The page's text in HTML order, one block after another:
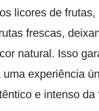
licores de
frescas,
natural. Isso
uma experiência
e intenso da